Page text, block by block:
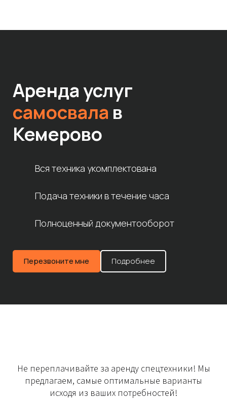
Аренда услуг
самосвала в
Кемерово
Вся техника укомплектована
Подача техники в течение часа
Полноценный документооборот
Перезвоните мне Подробнее
Не переплачивайте за аренду спецтехники! Мы
предлагаем, самые оптимальные варианты
исходя из ваших потребностей!